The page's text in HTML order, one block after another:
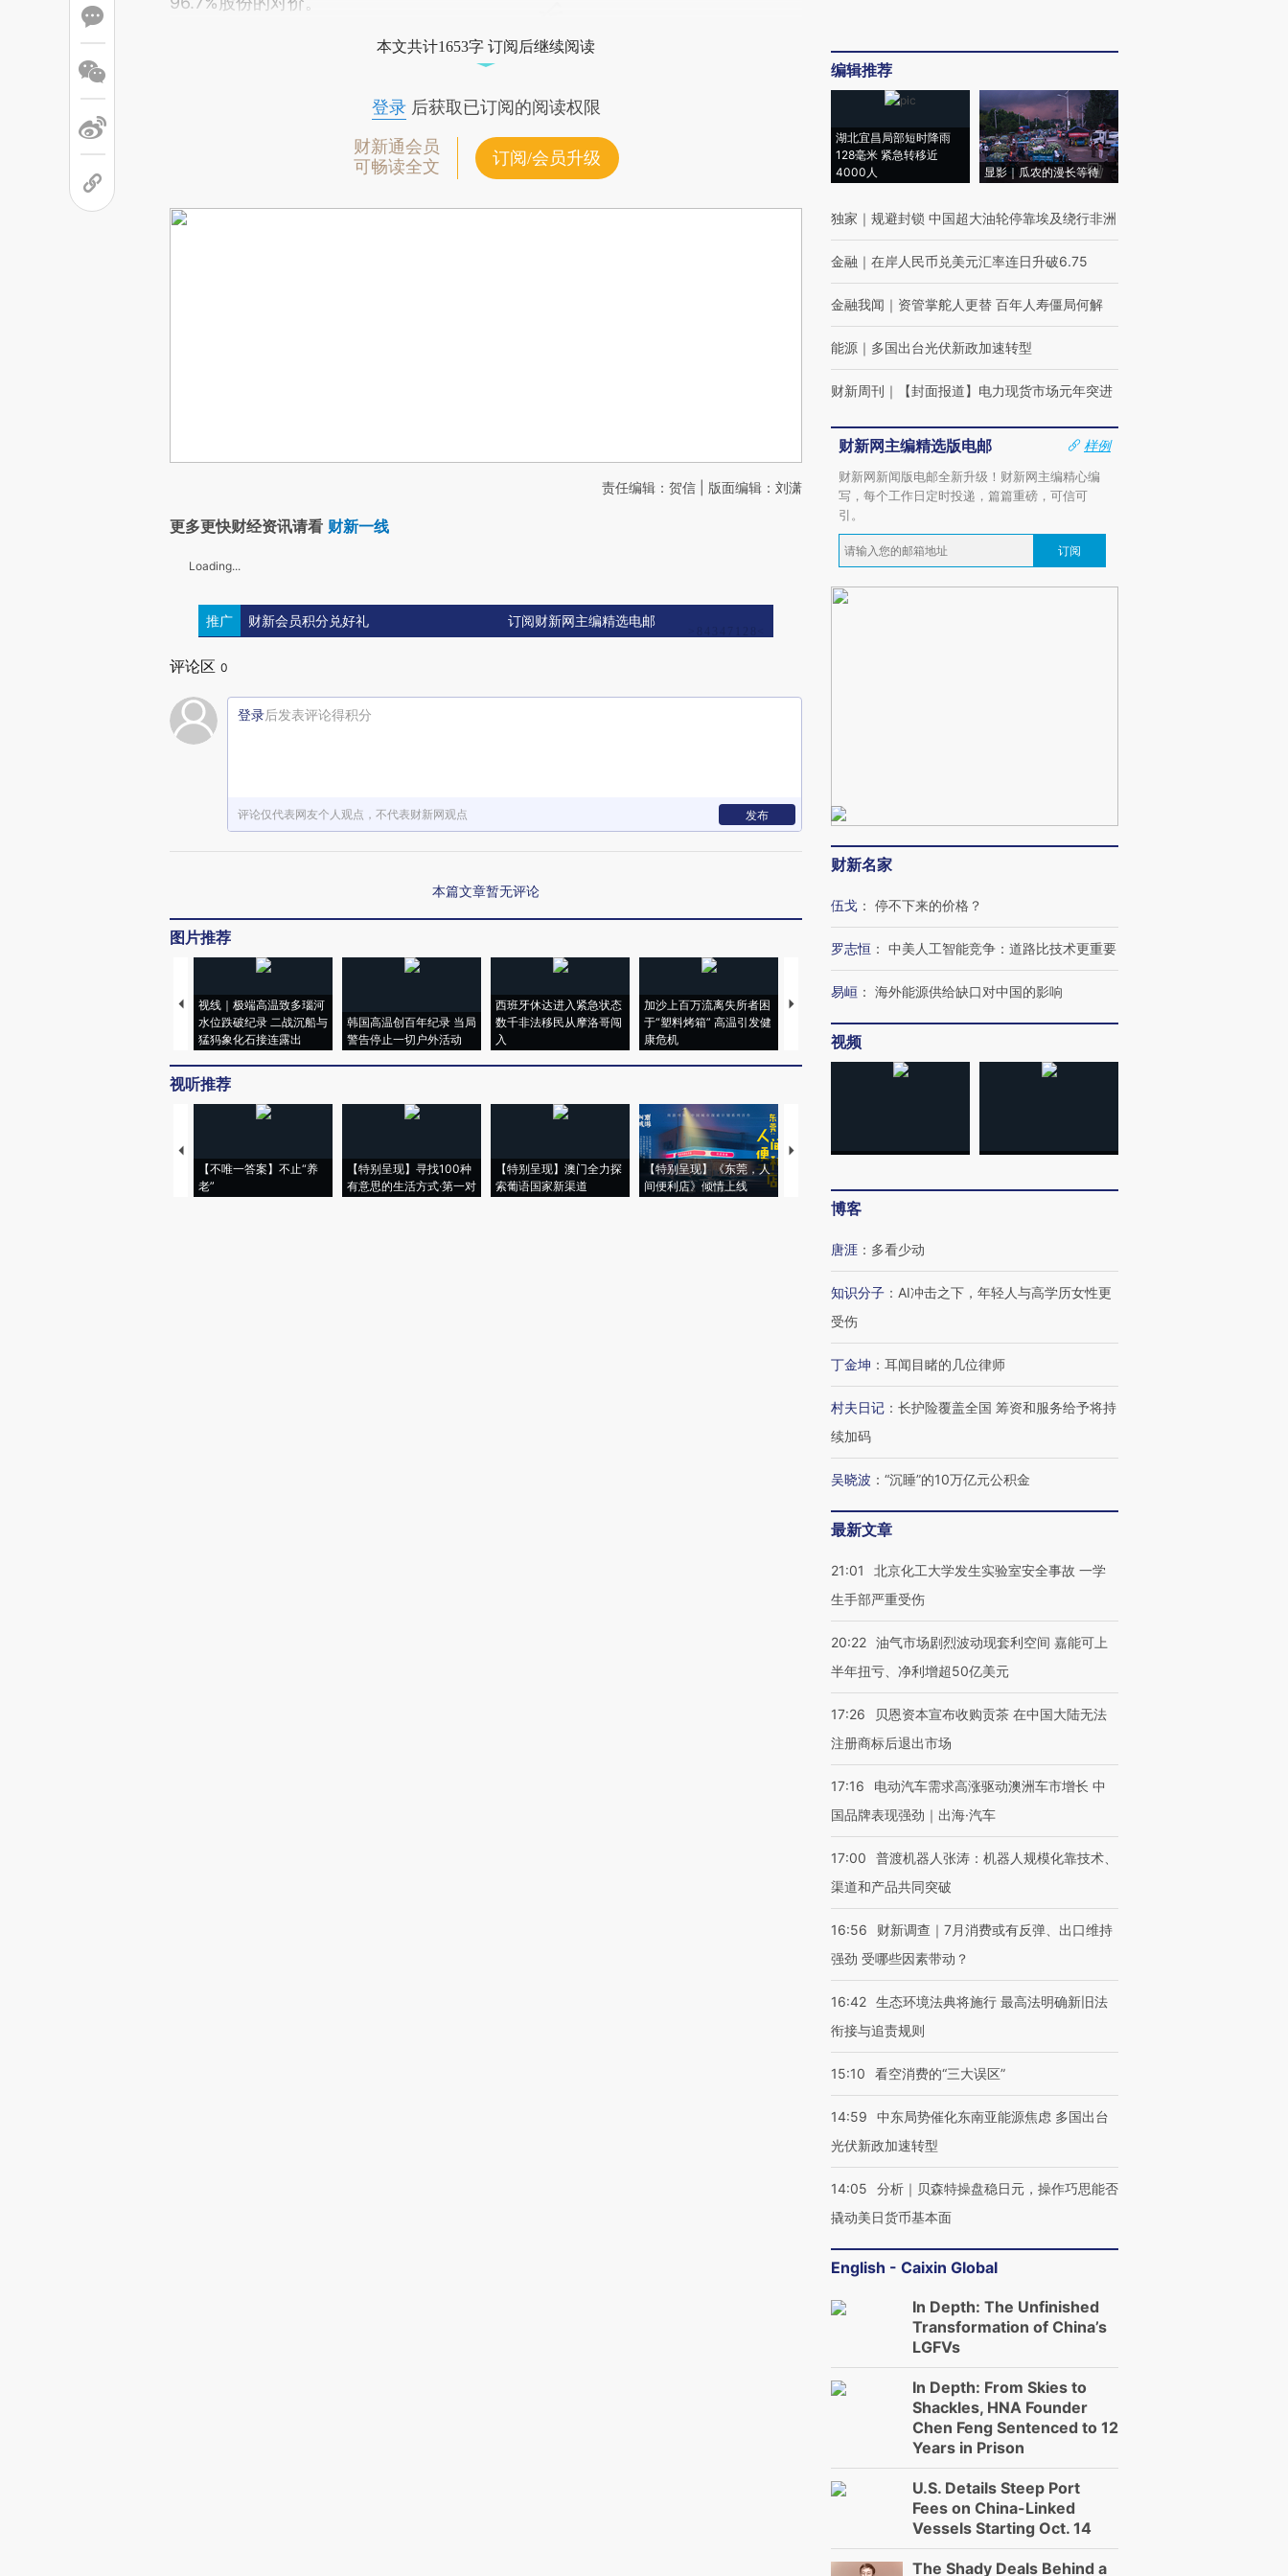
本文共计1653字 订阅后继续阅读
登录后获取已订阅的阅读权限
财新通会员
可畅读全文
订阅/会员升级
责任编辑：贺信 | 版面编辑：刘潇
更多更快财经资讯请看 财新一线
Loading...
推广 财新会员积分兑好礼 订阅财新网主编精选电邮
评论区 0
登录后发表评论得积分
评论仅代表网友个人观点，不代表财新网观点 发布
本篇文章暂无评论
图片推荐
视线｜极端高温致多瑙河
水位跌破纪录 二战沉船与
猛犸象化石接连露出
韩国高温创百年纪录 当局
警告停止一切户外活动
西班牙休达进入紧急状态
数千非法移民从摩洛哥闯
入
加沙上百万流离失所者困
于“塑料烤箱” 高温引发健
康危机
视线｜HYROX的吸金
术：是什么让中产们甘
心“花钱找虐”？
粒摇头丸 尿检体内含3种
度Z世代 用街头抗争将教
视听推荐
【不唯一答案】不止“养
老”
【特别呈现】寻找100种
有意思的生活方式·第一对
【特别呈现】澳门全力探
索葡语国家新渠道
【特别呈现】《东莞，人
间便利店》倾情上线
【推广】走进第四届链博
有意思的生活方式·第三对
【商旅对话】华住集团
住三大增长引擎是什么？
编辑推荐
湖北宜昌局部短时降雨
128毫米 紧急转移近
4000人
显影｜瓜农的漫长等待
独家 ｜ 规避封锁 中国超大油轮停靠埃及绕行非洲
金融 ｜ 在岸人民币兑美元汇率连日升破6.75
金融我闻 ｜ 资管掌舵人更替 百年人寿僵局何解
能源 ｜ 多国出台光伏新政加速转型
财新周刊 ｜ 【封面报道】电力现货市场元年突进
财新网主编精选版电邮
样例
财新网新闻版电邮全新升级！财新网主编精心编
写，每个工作日定时投递，篇篇重磅，可信可
引。
订阅
财新名家
伍戈 ： 停不下来的价格？
罗志恒 ： 中美人工智能竞争：道路比技术更重要
易峘 ： 海外能源供给缺口对中国的影响
视频
博客
唐涯 ： 多看少动
知识分子 ： AI冲击之下，年轻人与高学历女性更
受伤
丁金坤 ： 耳闻目睹的几位律师
村夫日记 ： 长护险覆盖全国 筹资和服务给予将持
续加码
吴晓波 ： “沉睡”的10万亿元公积金
最新文章
21:01
北京化工大学发生实验室安全事故 一学
生手部严重受伤
20:22 油气市场剧烈波动现套利空间 嘉能可上
半年扭亏、净利增超50亿美元
17:26
贝恩资本宣布收购贡茶 在中国大陆无法
注册商标后退出市场
17:16
电动汽车需求高涨驱动澳洲车市增长 中
国品牌表现强劲｜出海·汽车
17:00
普渡机器人张涛：机器人规模化靠技术、
渠道和产品共同突破
16:56
财新调查｜7月消费或有反弹、出口维持
强劲 受哪些因素带动？
16:42 生态环境法典将施行 最高法明确新旧法
衔接与追责规则
15:10 看空消费的“三大误区”
14:59
中东局势催化东南亚能源焦虑 多国出台
光伏新政加速转型
14:05
分析｜贝森特操盘稳日元，操作巧思能否
撬动美日货币基本面
English - Caixin Global
In Depth: The Unfinished
Transformation of China’s
LGFVs
In Depth: From Skies to
Shackles, HNA Founder
Chen Feng Sentenced to 12
Years in Prison
U.S. Details Steep Port
Fees on China-Linked
Vessels Starting Oct. 14
The Shady Deals Behind a